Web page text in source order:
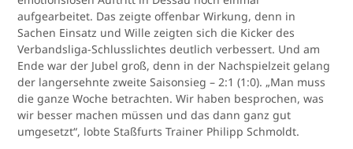
aufgearbeitet. Das zeigte offenbar Wirkung, denn in
Sachen Einsatz und Wille zeigten sich die Kicker des
Verbandsliga-Schlusslichtes deutlich verbessert. Und am
Ende war der Jubel groß, denn in der Nachspielzeit gelang
der langersehnte zweite Saisonsieg – 2:1 (1:0). „Man muss
die ganze Woche betrachten. Wir haben besprochen, was
wir besser machen müssen und das dann ganz gut
umgesetzt“, lobte Staßfurts Trainer Philipp Schmoldt.